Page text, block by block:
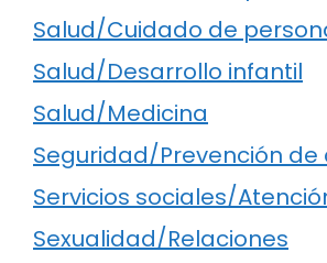
Salud/Cuidado de
Salud/Desarrollo infantil
Salud/Medicina
Seguridad/Prevención
Servicios sociales/
Sexualidad/Relaciones